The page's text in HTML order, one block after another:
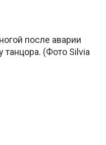
после аварии
танцора. (Фото Silvia